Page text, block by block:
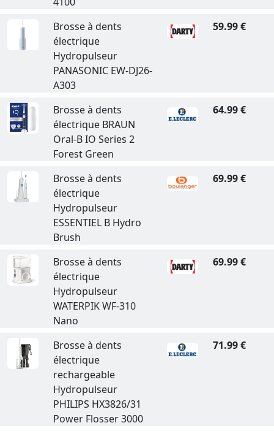
Brosse à dents
électrique
Hydropulseur
PANASONIC EW-DJ26-
A303
59.99 €
Brosse à dents
électrique BRAUN
Oral-B IO Series 2
Forest Green
64.99 €
Brosse à dents
électrique
Hydropulseur
ESSENTIEL B Hydro
Brush
69.99 €
Brosse à dents
électrique
Hydropulseur
WATERPIK WF-310
Nano
69.99 €
Brosse à dents
électrique
rechargeable
Hydropulseur
PHILIPS HX3826/31
Power Flosser 3000
71.99 €